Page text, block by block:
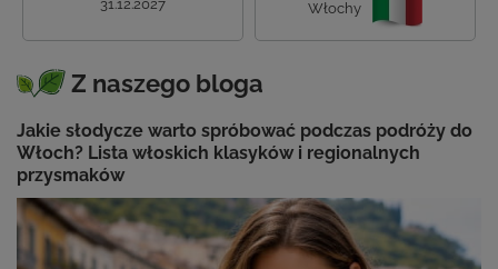
31.12.2027 Włochy
Z naszego bloga
Jakie słodycze warto spróbować podczas podróży do
Włoch? Lista włoskich klasyków i regionalnych
przysmaków